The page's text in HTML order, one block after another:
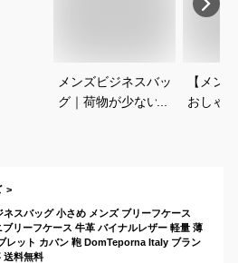
メンズビジネスバッ
グ｜荷物が少ない日
【メン
おしゃ
ネスバッグ 小さめ メンズ ブリーフケース
リーフケース 牛革 バイナルレザー 軽量 薄
レット カバン 鞄 DomTeporna Italy ブラン
送料無料